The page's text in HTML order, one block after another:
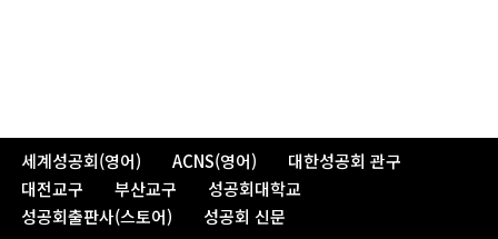
세계성공회(영어) ACNS(영어)
대한성공회 관구
대전교구
부산교구
성공회대학교
성공회출판사(스토어)
성공회 신문